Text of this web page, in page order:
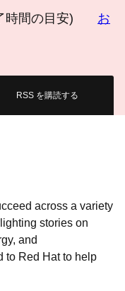
時間の目安)
お
RSS を購読する
across a variety
stories on
and
to Red Hat to help